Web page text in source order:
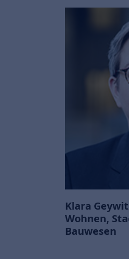
Klara
Wohnen,
Bauwesen